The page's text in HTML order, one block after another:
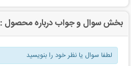
بخش سوال و جواب درباره محصول :
لطفا سوال یا نظر خود را بنویسید